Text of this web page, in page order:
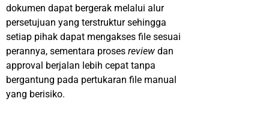
dokumen dapat bergerak melalui alur
persetujuan yang terstruktur sehingga
setiap pihak dapat mengakses file sesuai
perannya, sementara proses review dan
approval berjalan lebih cepat tanpa
bergantung pada pertukaran file manual
yang berisiko.